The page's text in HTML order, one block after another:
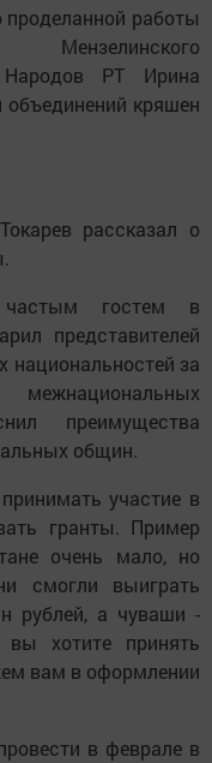
работы
Мензелинского
Народов РТ Ирина
объединений кряшен
рассказал о
гостем в
представителей
за
преимущества
общин.
участие в
гранты. Пример
очень мало, но
смогли выиграть
рублей, а чуваши -
хотите принять
вам в оформлении
в феврале в